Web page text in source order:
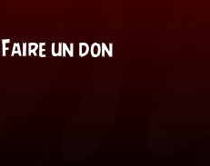
Faire un don